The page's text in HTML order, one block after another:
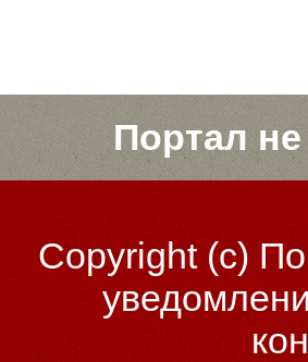
Портал
Copyright (c)